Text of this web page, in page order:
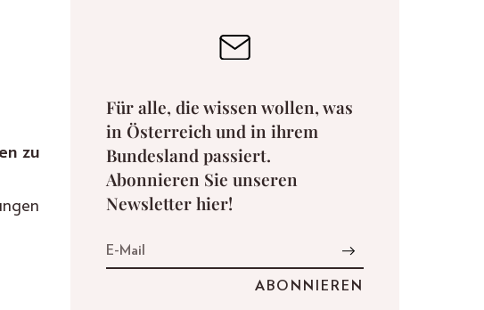
zu
Für alle, die wissen wollen, was
in Österreich und in ihrem
Bundesland passiert.
Abonnieren Sie unseren
Newsletter hier!